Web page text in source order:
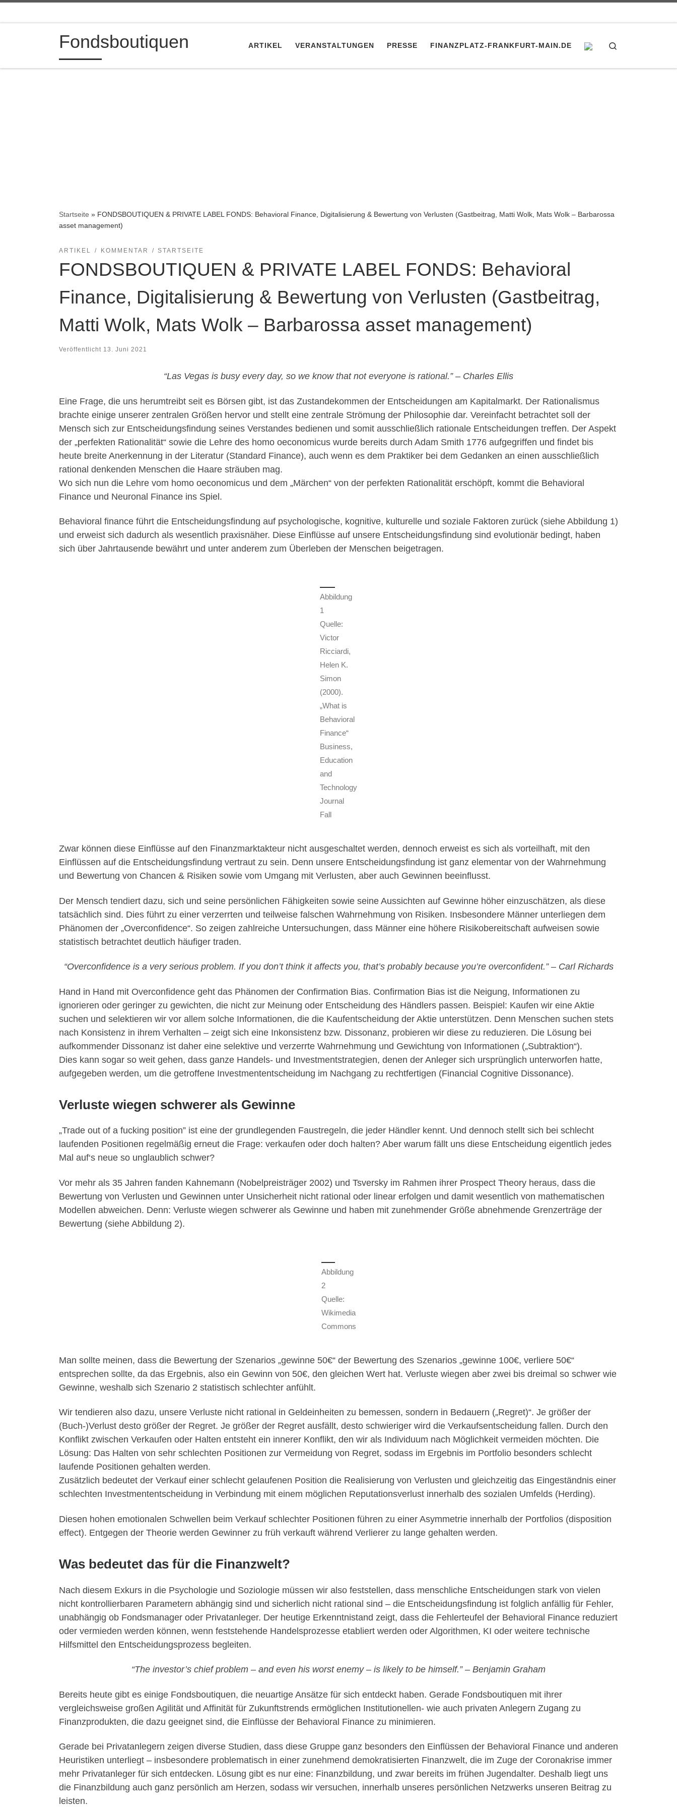
Fondsboutiquen ARTIKEL VERANSTALTUNGEN PRESSE FINANZPLATZ-FRANKFURT-MAIN.DE
Startseite » FONDSBOUTIQUEN & PRIVATE LABEL FONDS: Behavioral Finance, Digitalisierung & Bewertung von Verlusten (Gastbeitrag, Matti Wolk, Mats Wolk – Barbarossa
asset management)
ARTIKEL KOMMENTAR STARTSEITE
FONDSBOUTIQUEN & PRIVATE LABEL FONDS: Behavioral
Finance, Digitalisierung & Bewertung von Verlusten (Gastbeitrag,
Matti Wolk, Mats Wolk – Barbarossa asset management)
Veröffentlicht 13. Juni 2021
“Las Vegas is busy every day, so we know that not everyone is rational.” – Charles Ellis
Eine Frage, die uns herumtreibt seit es Börsen gibt, ist das Zustandekommen der Entscheidungen am Kapitalmarkt. Der Rationalismus
brachte einige unserer zentralen Größen hervor und stellt eine zentrale Strömung der Philosophie dar. Vereinfacht betrachtet soll der
Mensch sich zur Entscheidungsfindung seines Verstandes bedienen und somit ausschließlich rationale Entscheidungen treffen. Der Aspekt
der „perfekten Rationalität“ sowie die Lehre des homo oeconomicus wurde bereits durch Adam Smith 1776 aufgegriffen und findet bis
heute breite Anerkennung in der Literatur (Standard Finance), auch wenn es dem Praktiker bei dem Gedanken an einen ausschließlich
rational denkenden Menschen die Haare sträuben mag.
Wo sich nun die Lehre vom homo oeconomicus und dem „Märchen“ von der perfekten Rationalität erschöpft, kommt die Behavioral
Finance und Neuronal Finance ins Spiel.
Behavioral finance führt die Entscheidungsfindung auf psychologische, kognitive, kulturelle und soziale Faktoren zurück (siehe Abbildung 1)
und erweist sich dadurch als wesentlich praxisnäher. Diese Einflüsse auf unsere Entscheidungsfindung sind evolutionär bedingt, haben
sich über Jahrtausende bewährt und unter anderem zum Überleben der Menschen beigetragen.
Abbildung
1
Quelle:
Victor
Ricciardi,
Helen K.
Simon
(2000).
„What is
Behavioral
Finance“
Business,
Education
and
Technology
Journal
Fall
Zwar können diese Einflüsse auf den Finanzmarktakteur nicht ausgeschaltet werden, dennoch erweist es sich als vorteilhaft, mit den
Einflüssen auf die Entscheidungsfindung vertraut zu sein. Denn unsere Entscheidungsfindung ist ganz elementar von der Wahrnehmung
und Bewertung von Chancen & Risiken sowie vom Umgang mit Verlusten, aber auch Gewinnen beeinflusst.
Der Mensch tendiert dazu, sich und seine persönlichen Fähigkeiten sowie seine Aussichten auf Gewinne höher einzuschätzen, als diese
tatsächlich sind. Dies führt zu einer verzerrten und teilweise falschen Wahrnehmung von Risiken. Insbesondere Männer unterliegen dem
Phänomen der „Overconfidence“. So zeigen zahlreiche Untersuchungen, dass Männer eine höhere Risikobereitschaft aufweisen sowie
statistisch betrachtet deutlich häufiger traden.
“Overconfidence is a very serious problem. If you don’t think it affects you, that’s probably because you’re overconfident.” – Carl Richards
Hand in Hand mit Overconfidence geht das Phänomen der Confirmation Bias. Confirmation Bias ist die Neigung, Informationen zu
ignorieren oder geringer zu gewichten, die nicht zur Meinung oder Entscheidung des Händlers passen. Beispiel: Kaufen wir eine Aktie
suchen und selektieren wir vor allem solche Informationen, die die Kaufentscheidung der Aktie unterstützen. Denn Menschen suchen stets
nach Konsistenz in ihrem Verhalten – zeigt sich eine Inkonsistenz bzw. Dissonanz, probieren wir diese zu reduzieren. Die Lösung bei
aufkommender Dissonanz ist daher eine selektive und verzerrte Wahrnehmung und Gewichtung von Informationen („Subtraktion“).
Dies kann sogar so weit gehen, dass ganze Handels- und Investmentstrategien, denen der Anleger sich ursprünglich unterworfen hatte,
aufgegeben werden, um die getroffene Investmententscheidung im Nachgang zu rechtfertigen (Financial Cognitive Dissonance).
Verluste wiegen schwerer als Gewinne
„Trade out of a fucking position” ist eine der grundlegenden Faustregeln, die jeder Händler kennt. Und dennoch stellt sich bei schlecht
laufenden Positionen regelmäßig erneut die Frage: verkaufen oder doch halten? Aber warum fällt uns diese Entscheidung eigentlich jedes
Mal auf‘s neue so unglaublich schwer?
Vor mehr als 35 Jahren fanden Kahnemann (Nobelpreisträger 2002) und Tsversky im Rahmen ihrer Prospect Theory heraus, dass die
Bewertung von Verlusten und Gewinnen unter Unsicherheit nicht rational oder linear erfolgen und damit wesentlich von ma­­thematischen
Modellen abweichen. Denn: Verluste wiegen schwerer als Gewinne und haben mit zunehmender Größe abnehmende Grenzerträge der
Bewertung (siehe Abbildung 2).
Abbildung
2
Quelle:
Wikimedia
Commons
Man sollte meinen, dass die Bewertung der Szenarios „gewinne 50€“ der Bewertung des Szenarios „gewinne 100€, verliere 50€“
entsprechen sollte, da das Ergebnis, also ein Gewinn von 50€, den gleichen Wert hat. Verluste wiegen aber zwei bis dreimal so schwer wie
Gewinne, weshalb sich Szenario 2 statistisch schlechter anfühlt.
Wir tendieren also dazu, unsere Verluste nicht rational in Geldeinheiten zu bemessen, sondern in Bedauern („Regret)“. Je größer der
(Buch-)Verlust desto größer der Regret. Je größer der Regret ausfällt, desto schwieriger wird die Verkaufsentscheidung fallen. Durch den
Konflikt zwischen Verkaufen oder Halten entsteht ein innerer Konflikt, den wir als Individuum nach Möglichkeit vermeiden möchten. Die
Lösung: Das Halten von sehr schlechten Positionen zur Vermeidung von Regret, sodass im Ergebnis im Portfolio besonders schlecht
laufende Positionen gehalten werden.
Zusätzlich bedeutet der Verkauf einer schlecht gelaufenen Position die Realisierung von Verlusten und gleichzeitig das Eingeständnis einer
schlechten Investmententscheidung in Verbindung mit einem möglichen Reputationsverlust innerhalb des sozialen Umfelds (Herding).
Diesen hohen emotionalen Schwellen beim Verkauf schlechter Positionen führen zu einer Asymmetrie innerhalb der Portfolios (disposition
effect). Entgegen der Theorie werden Gewinner zu früh verkauft während Verlierer zu lange gehalten werden.
Was bedeutet das für die Finanzwelt?
Nach diesem Exkurs in die Psychologie und Soziologie müssen wir also feststellen, dass menschliche Entscheidungen stark von vielen
nicht kontrollierbaren Parametern abhängig sind und sicherlich nicht rational sind – die Entscheidungsfindung ist folglich anfällig für Fehler,
unabhängig ob Fondsmanager oder Privatanleger. Der heutige Erkenntnistand zeigt, dass die Fehlerteufel der Behavioral Finance reduziert
oder vermieden werden können, wenn feststehende Handelsprozesse etabliert werden oder Algorithmen, KI oder weitere technische
Hilfsmittel den Entscheidungsprozess begleiten.
“The investor’s chief problem – and even his worst enemy – is likely to be himself.” – Benjamin Graham
Bereits heute gibt es einige Fondsboutiquen, die neuartige Ansätze für sich entdeckt haben. Gerade Fondsboutiquen mit ihrer
vergleichsweise großen Agilität und Affinität für Zukunftstrends ermöglichen Institutionellen- wie auch privaten Anlegern Zugang zu
Finanzprodukten, die dazu geeignet sind, die Einflüsse der Behavioral Finance zu minimieren.
Gerade bei Privatanlegern zeigen diverse Studien, dass diese Gruppe ganz besonders den Einflüssen der Behavioral Finance und anderen
Heuristiken unterliegt – insbesondere problematisch in einer zunehmend demokratisierten Finanzwelt, die im Zuge der Coronakrise immer
mehr Privatanleger für sich entdecken. Lösung gibt es nur eine: Finanzbildung, und zwar bereits im frühen Jugendalter. Deshalb liegt uns
die Finanzbildung auch ganz persönlich am Herzen, sodass wir versuchen, innerhalb unseres persönlichen Netzwerks unseren Beitrag zu
leisten.